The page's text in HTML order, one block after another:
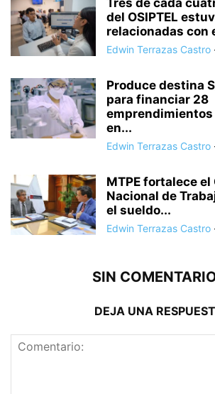
del OSIPTEL
relacionadas con
Edwin Terrazas Castro
Produce destina
para financiar 28
en...
Edwin Terrazas Castro
MTPE fortalece el
Nacional de
el sueldo...
Edwin Terrazas Castro
SIN
DEJA UNA